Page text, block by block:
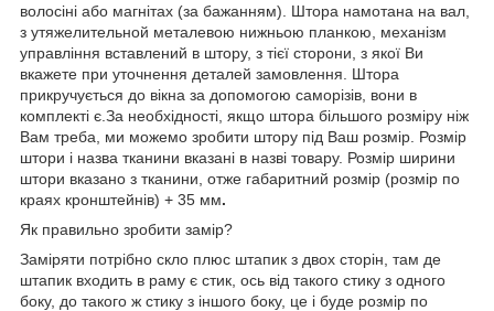
волосіні або магнітах (за бажанням). Штора намотана на вал,
з утяжелительной металевою нижньою планкою, механізм
управління вставлений в штору, з тієї сторони, з якої Ви
вкажете при уточнення деталей замовлення. Штора
прикручується до вікна за допомогою саморізів, вони в
комплекті є.За необхідності, якщо штора більшого розміру ніж
Вам треба, ми можемо зробити штору під Ваш розмір. Розмір
штори і назва тканини вказані в назві товару. Розмір ширини
штори вказано з тканини, отже габаритний розмір (розмір по
краях кронштейнів) + 35 мм.
Як правильно зробити замір?
Заміряти потрібно скло плюс штапик з двох сторін, там де
штапик входить в раму є стик, ось від такого стику з одного
боку, до такого ж стику з іншого боку, це і буде розмір по